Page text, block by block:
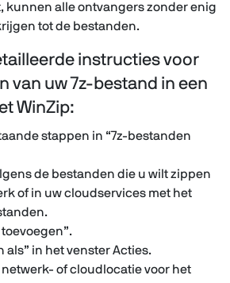
kunnen alle ontvangers zonder enig
tot de bestanden.
instructies voor
van uw 7z-bestand in een
WinZip:
stappen in “7z-bestanden
de bestanden die u wilt zippen
of in uw cloudservices met het
toevoegen”.
als” in het venster Acties.
netwerk- of cloudlocatie voor het